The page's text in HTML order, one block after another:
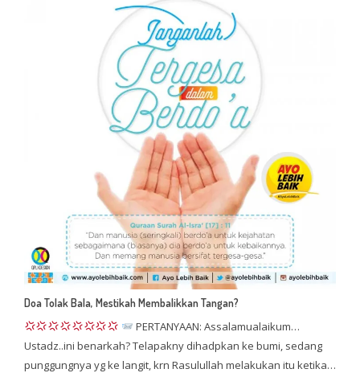
Doa Tolak Bala, Mestikah Membalikkan Tangan?
PERTANYAAN: Assalamualaikum…
Ustadz..ini benarkah? Telapakny dihadpkan ke bumi, sedang
punggungnya yg ke langit, krn Rasulullah melakukan itu ketika…